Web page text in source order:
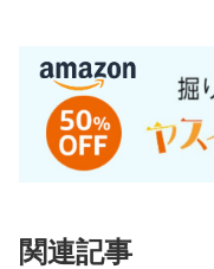
関連記事